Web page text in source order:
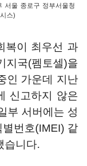
서울 종로구 정부서울청
스)
복이 최우선 과
국(펨토셀)을
인 가운데 지난
신고하지 않은
부 서버에는 성
번호(IMEI) 같
습니다.